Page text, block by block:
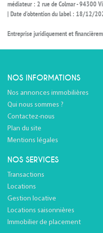
médiateur : 2 rue de Colmar - 94300
| Date d'obtention du label : 18/12/
Entreprise juridiquement et
NOS INFORMATIONS
Nos annonces immobilières
Qui nous sommes ?
Contactez-nous
Plan du site
Mentions légales
NOS SERVICES
Transactions
Locations
Gestion locative
Locations saisonnières
Immobilier de placement